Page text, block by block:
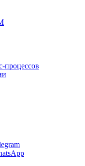
процессов